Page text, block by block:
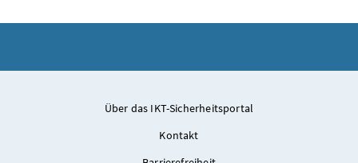
Über das IKT-Sicherheitsportal
Kontakt